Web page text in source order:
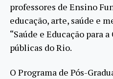
professores de Ensino
educação, arte, saúde e
“Saúde e Educação para
públicas do Rio.
O Programa de Pós-